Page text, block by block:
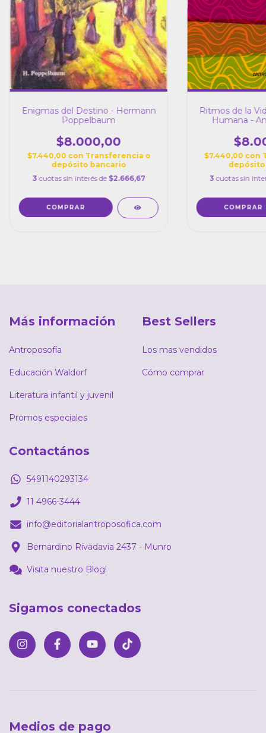
Enigmas del Destino - Hermann
Poppelbaum
$8.000,00
$7.440,00 con Transferencia o
depósito bancario
3 cuotas sin interés de $2.666,67
Ritmos de la
Humana -
$7.440,00 con
3 cuotas sin
Más información
Antroposofía
Educación Waldorf
Literatura infantil y juvenil
Promos especiales
Best Sellers
Los mas vendidos
Cómo comprar
Contactános
5491140293134
11 4966-3444
info@editorialantroposofica.com
Bernardino Rivadavia 2437 - Munro
Visita nuestro Blog!
Sigamos conectados
Medios de pago